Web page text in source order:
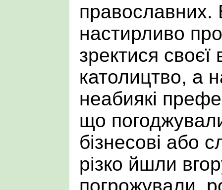
православних.
настирливо
зректися своєї
католицтво, а
неабиякі
що
бізнесові або
різко йшли
погрожували,